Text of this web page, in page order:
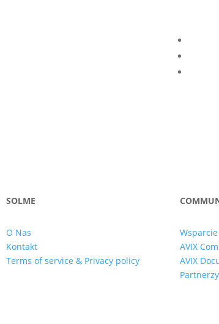
SOLME
O Nas
Kontakt
Terms of service & Privacy policy
Wsparcie
AVIX
AVIX
Partnerzy